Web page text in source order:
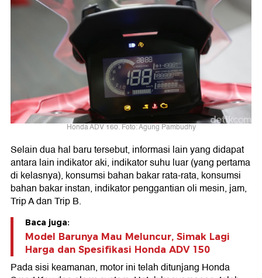
Honda ADV 160. Foto: Agung Pambudhy
Selain dua hal baru tersebut, informasi lain yang didapat
antara lain indikator aki, indikator suhu luar (yang pertama
di kelasnya), konsumsi bahan bakar rata-rata, konsumsi
bahan bakar instan, indikator penggantian oli mesin, jam,
Trip A dan Trip B.
Baca juga:
Model Barunya Mau Meluncur, Simak Lagi
Harga dan Spesifikasi Honda ADV 150
Pada sisi keamanan, motor ini telah ditunjang Honda